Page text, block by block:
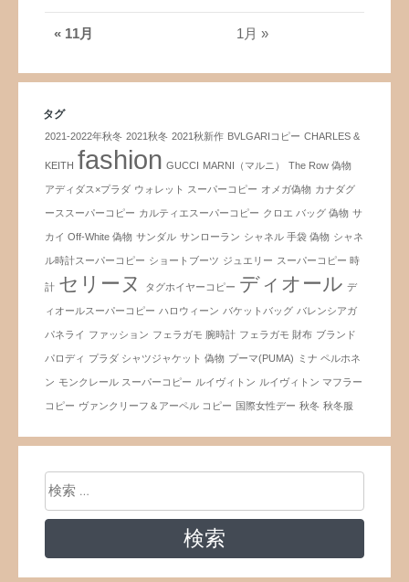
« 11月 1月 »
タグ
2021-2022年秋冬 2021秋冬 2021秋新作 BVLGARIコピー CHARLES &
KEITH fashion GUCCI MARNI（マルニ） The Row 偽物
アディダス×プラダ ウォレット スーパーコピー オメガ偽物 カナダグ
ーススーパーコピー カルティエスーパーコピー クロエ バッグ 偽物 サ
カイ Off-White 偽物 サンダル サンローラン シャネル 手袋 偽物 シャネ
ル時計スーパーコピー ショートブーツ ジュエリー スーパーコピー 時
計 セリーヌ タグホイヤーコピー ディオール デ
ィオールスーパーコピー ハロウィーン バケットバッグ バレンシアガ
パネライ ファッション フェラガモ 腕時計 フェラガモ 財布 ブランド
パロディ プラダ シャツジャケット 偽物 プーマ(PUMA) ミナ ペルホネ
ン モンクレール スーパーコピー ルイヴィトン ルイヴィトン マフラー
コピー ヴァンクリーフ＆アーペル コピー 国際女性デー 秋冬 秋冬服